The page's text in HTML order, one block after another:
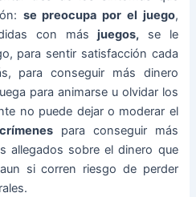
se preocupa por el juego,
con másjuegos, se le
para sentir satisfacción cada
para conseguir más dinero
para animarse u olvidar los
no puede dejar o moderar el
para conseguir más
allegados sobre el dinero que
si corren riesgo de perder